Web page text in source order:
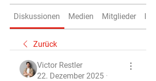
Diskussionen Medien Mitglieder Info
Zurück
Victor Restler
22. Dezember 2025 ·